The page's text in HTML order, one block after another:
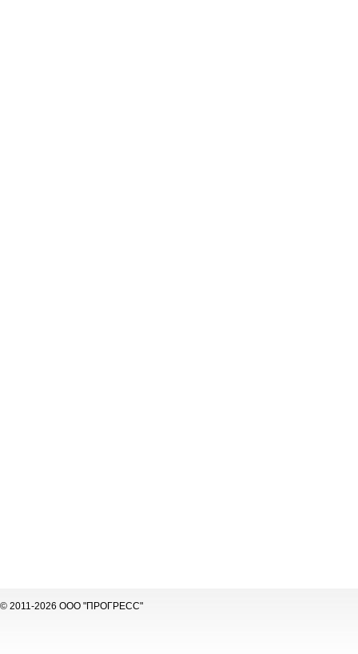
© 2011-2026 ООО "ПРОГРЕСС"